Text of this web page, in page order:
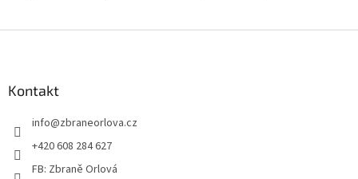
Kontakt
info@zbraneorlova.cz
+420 608 284 627
FB: Zbraně Orlová